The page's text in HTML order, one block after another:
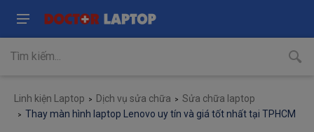
Linh kiện Laptop Dịch vụ sửa chữa
Sửa chữa laptop
Thay màn hình laptop Lenovo uy tín và giá tốt nhất tại TPHCM